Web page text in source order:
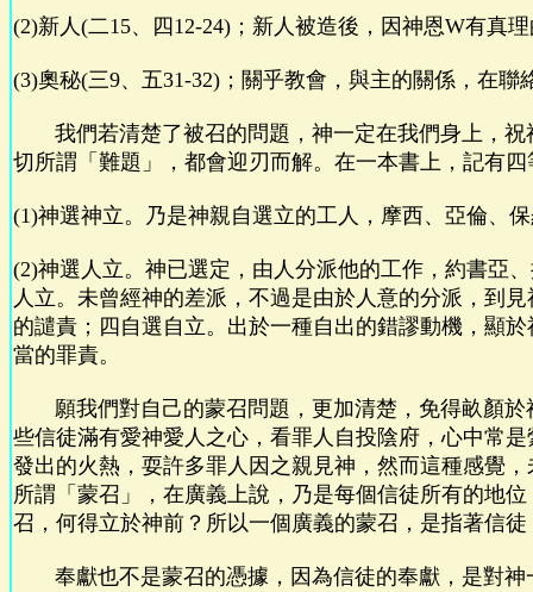
(2)新人(二15、四12-24)；新人被造後，因神恩W有真
(3)奧秘(三9、五31-32)；關乎教會，與主的關係，在聯
我們若清楚了被召的問題，神一定在我們身上，祝
切所謂「難題」，都會迎刃而解。在一本書上，記有
(1)神選神立。乃是神親自選立的工人，摩西、亞倫、
(2)神選人立。神已選定，由人分派他的工作，約書亞
人立。未曾經神的差派，不過是由於人意的分派，到
的譴責；四自選自立。出於一種自出的錯謬動機，顯
當的罪責。
願我們對自己的蒙召問題，更加清楚，免得畝顏於
些信徒滿有愛神愛人之心，看罪人自投陰府，心中常
發出的火熱，耍許多罪人因之親見神，然而這種感覺
所謂「蒙召」，在廣義上說，乃是每個信徒所有的地
召，何得立於神前？所以一個廣義的蒙召，是指著信
奉獻也不是蒙召的憑據，因為信徒的奉獻，是對神